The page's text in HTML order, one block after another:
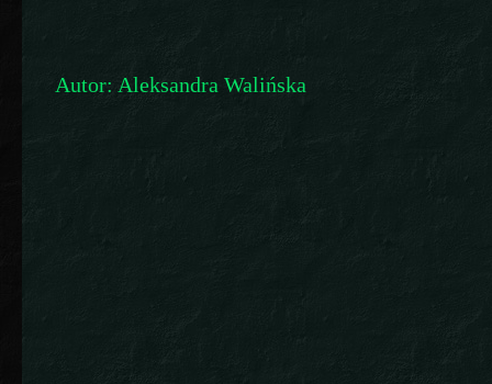
Autor: Aleksandra Walińska